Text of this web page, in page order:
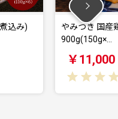
も味噌焼き
栽
肥